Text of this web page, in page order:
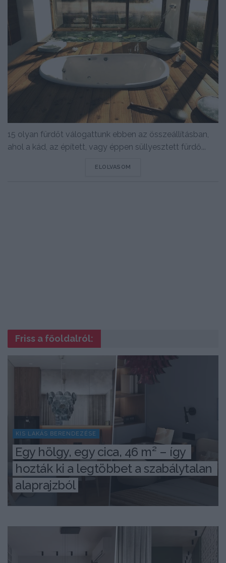
15 olyan fürdőt válogattunk ebben az összeállításban,
ahol a kád, az épített, vagy éppen süllyesztett fürdő...
ELOLVASOM
Friss a főoldalról:
KIS LAKÁS BERENDEZÉSE
Egy hölgy, egy cica, 46 m² – így
hozták ki a legtöbbet a szabálytalan
alaprajzból